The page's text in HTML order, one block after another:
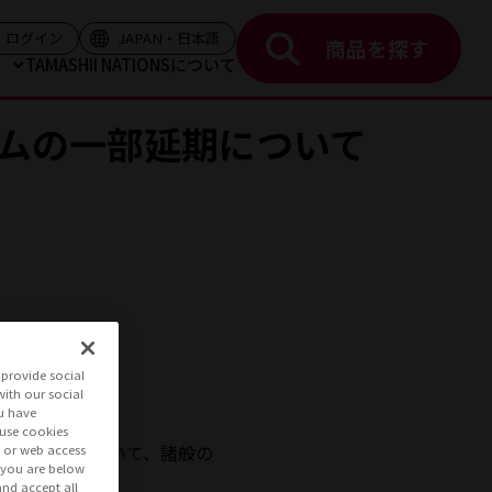
）
ログイン （モーダルを開く）
JAPAN・日本語 （モーダルを開く）
TAMASHII NATIONSについて
商品を探す
の一部延期について
の商品について、諸般の
social
our social
have
cookies
web access
are below
accept all